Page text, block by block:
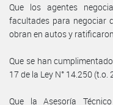
Que los agentes
facultades para negociar
obran en autos y
Que se han
17 de la Ley N° 14.250 (t.o.
Que la Asesoría